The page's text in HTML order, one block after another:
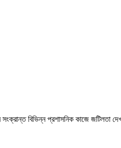
বিভিন্ন প্রশাসনিক কাজে জটিলতা